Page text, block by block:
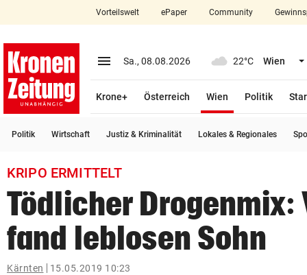
closeSchließen
account_circle Anmelden
arrow_right
bookmark
search
Suchbegriff
eingeben
Vorteilswelt ePaper Community
menu Menü aufklappen
Sa., 08.08.2026 22°C Wien
Krone+ Österreich Wien
Politik
Politik Wirtschaft Justiz & Kriminalität Lokales & Regionales
KRIPO ERMITTELT
Tödlicher Drogenmix:
fand leblosen Sohn
Kärnten 15.05.2019 10:23